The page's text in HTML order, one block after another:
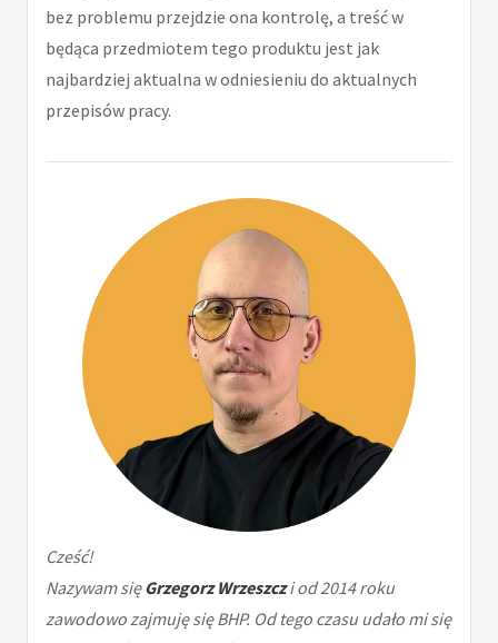
bez problemu przejdzie ona kontrolę, a treść w
będąca przedmiotem tego produktu jest jak
najbardziej aktualna w odniesieniu do aktualnych
przepisów pracy.
Cześć!
Nazywam sięGrzegorz Wrzeszczi od 2014 roku
zawodowo zajmuję się BHP. Od tego czasu udało mi się